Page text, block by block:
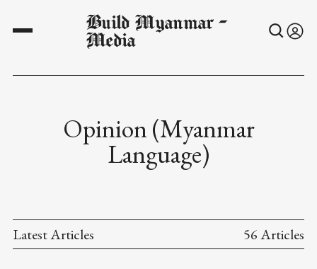
Build Myanmar -
Media
Opinion (Myanmar
Language)
Latest Articles 56 Articles